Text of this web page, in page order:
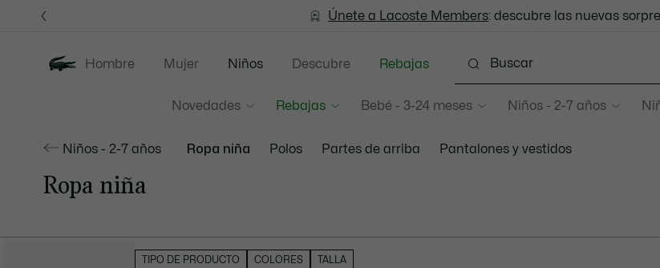
informativos
Envío Estándar - Gratuito a partir de
Únete a Lacoste Members: descubre las nuevas
Hombre Mujer Niños
Novedades Rebajas Bebé - 3-24 meses Niños - 2-7 años
Descubre Rebajas
Niños - 2-7 años Ropa niña Polos Partes de arriba Pantalones y vestidos
Ropa niña
TIPO DE PRODUCTO COLORES TALLA